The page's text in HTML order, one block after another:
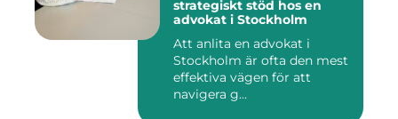
strategiskt stöd hos en
advokat i Stockholm
Att anlita en advokat i
Stockholm är ofta den mest
effektiva vägen för att
navigera g...